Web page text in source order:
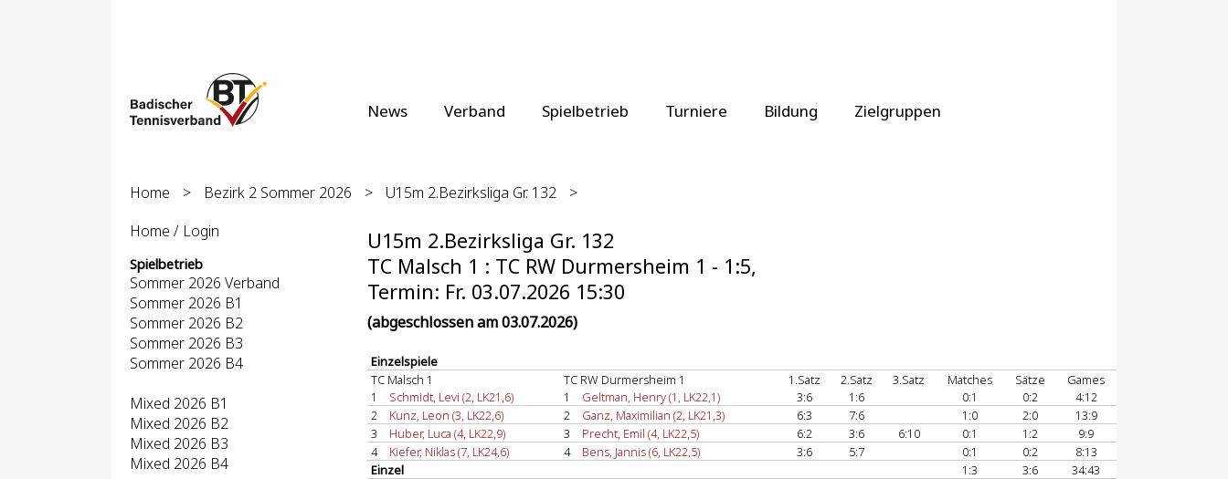
News Verband Spielbetrieb Turniere Bildung Zielgruppen
Home > Bezirk 2 Sommer 2026 > U15m 2.Bezirksliga Gr. 132
>
Home / Login
Spielbetrieb
Sommer 2026 Verband
Sommer 2026 B1
Sommer 2026 B2
Sommer 2026 B3
Sommer 2026 B4
Mixed 2026 B1
Mixed 2026 B2
Mixed 2026 B3
Mixed 2026 B4
U15m 2.Bezirksliga Gr. 132
TC Malsch 1 : TC RW Durmersheim 1 - 1:5,
Termin: Fr. 03.07.2026 15:30
(abgeschlossen am 03.07.2026)
Einzelspiele
TC Malsch 1
TC RW Durmersheim 1 1.Satz 2.Satz 3.Satz Matches Sätze
Games
1
Schmidt, Levi (2, LK21,6) 1 Geltman, Henry (1, LK22,1) 3:6 1:6 0:1 0:2
4:12
2
Kunz, Leon (3, LK22,6) 2 Ganz, Maximilian (2, LK21,3) 6:3 7:6 1:0 2:0
13:9
3
Huber, Luca (4, LK22,9) 3 Precht, Emil (4, LK22,5) 6:2 3:6 6:10 0:1 1:2
9:9
4
Kiefer, Niklas (7, LK24,6) 4 Bens, Jannis (6, LK22,5) 3:6 5:7 0:1 0:2
8:13
Einzel
1:3 3:6
34:43